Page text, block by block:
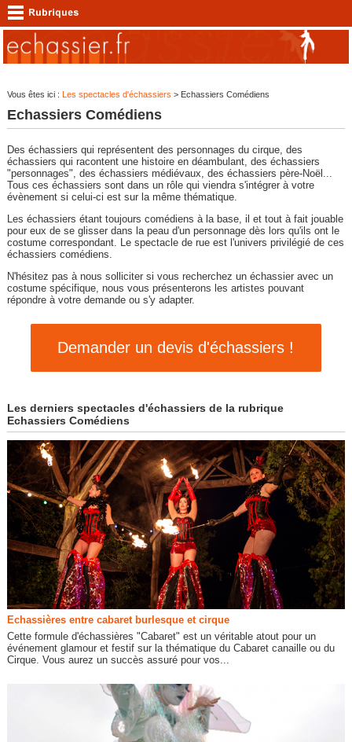
Vous êtes ici : Les spectacles d'échassiers > Echassiers Comédiens
Echassiers Comédiens
Des échassiers qui représentent des personnages du cirque, des
échassiers qui racontent une histoire en déambulant, des échassiers
"personnages", des échassiers médiévaux, des échassiers père-Noël...
Tous ces échassiers sont dans un rôle qui viendra s'intégrer à votre
évènement si celui-ci est sur la même thématique.
Les échassiers étant toujours comédiens à la base, il et tout à fait jouable
pour eux de se glisser dans la peau d'un personnage dès lors qu'ils ont le
costume correspondant. Le spectacle de rue est l'univers privilégié de ces
échassiers comédiens.
N'hésitez pas à nous solliciter si vous recherchez un échassier avec un
costume spécifique, nous vous présenterons les artistes pouvant
répondre à votre demande ou s'y adapter.
Demander un devis d'échassiers !
Les derniers spectacles d'échassiers de la rubrique
Echassiers Comédiens
Echassières entre cabaret burlesque et cirque
Cette formule d'échassières "Cabaret" est un véritable atout pour un
événement glamour et festif sur la thématique du Cabaret canaille ou du
Cirque. Vous aurez un succès assuré pour vos...